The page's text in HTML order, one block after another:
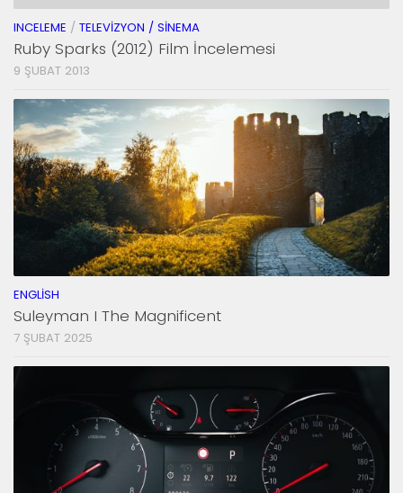
INCELEME / TELEVIZYON / SINEMA
Ruby Sparks (2012) Film İncelemesi
9 ŞUBAT 2013
ENGLISH
Suleyman I The Magnificent
7 ŞUBAT 2025